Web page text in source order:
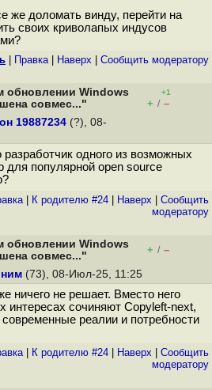
же доломать винду, перейти на
своих криволапых индусов
Правка| Наверх Cообщить модератору
обновлении Windows
совмес..."
+1
+ / –
19887234 (?), 08-
разработчик одного из возможных
для популярной open source
| К родителю #24 Наверх
Cообщить
модератору
обновлении Windows
совмес..."
+ / –
(73), 08-Июл-25, 11:25
ничего не решает. Вместо него
интересах сочиняют Copyleft-next,
реалии и потребности
| К родителю #24 Наверх
Cообщить
модератору